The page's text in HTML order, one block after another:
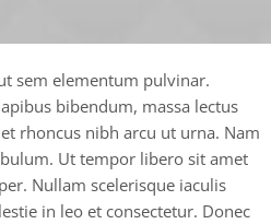
sem elementum pulvinar.
bibendum, massa lectus
rhoncus nibh arcu ut urna. Nam
Ut tempor libero sit amet
Nullam scelerisque iaculis
in leo et consectetur. Donec